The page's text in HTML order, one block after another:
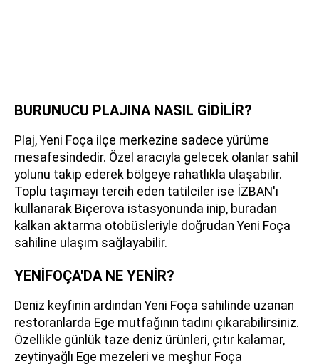
BURUNUCU PLAJINA NASIL GİDİLİR?
Plaj, Yeni Foça ilçe merkezine sadece yürüme
mesafesindedir. Özel aracıyla gelecek olanlar sahil
yolunu takip ederek bölgeye rahatlıkla ulaşabilir.
Toplu taşımayı tercih eden tatilciler ise İZBAN'ı
kullanarak Biçerova istasyonunda inip, buradan
kalkan aktarma otobüsleriyle doğrudan Yeni Foça
sahiline ulaşım sağlayabilir.
YENİFOÇA'DA NE YENİR?
Deniz keyfinin ardından Yeni Foça sahilinde uzanan
restoranlarda Ege mutfağının tadını çıkarabilirsiniz.
Özellikle günlük taze deniz ürünleri, çıtır kalamar,
zeytinyağlı Ege mezeleri ve meşhur Foça